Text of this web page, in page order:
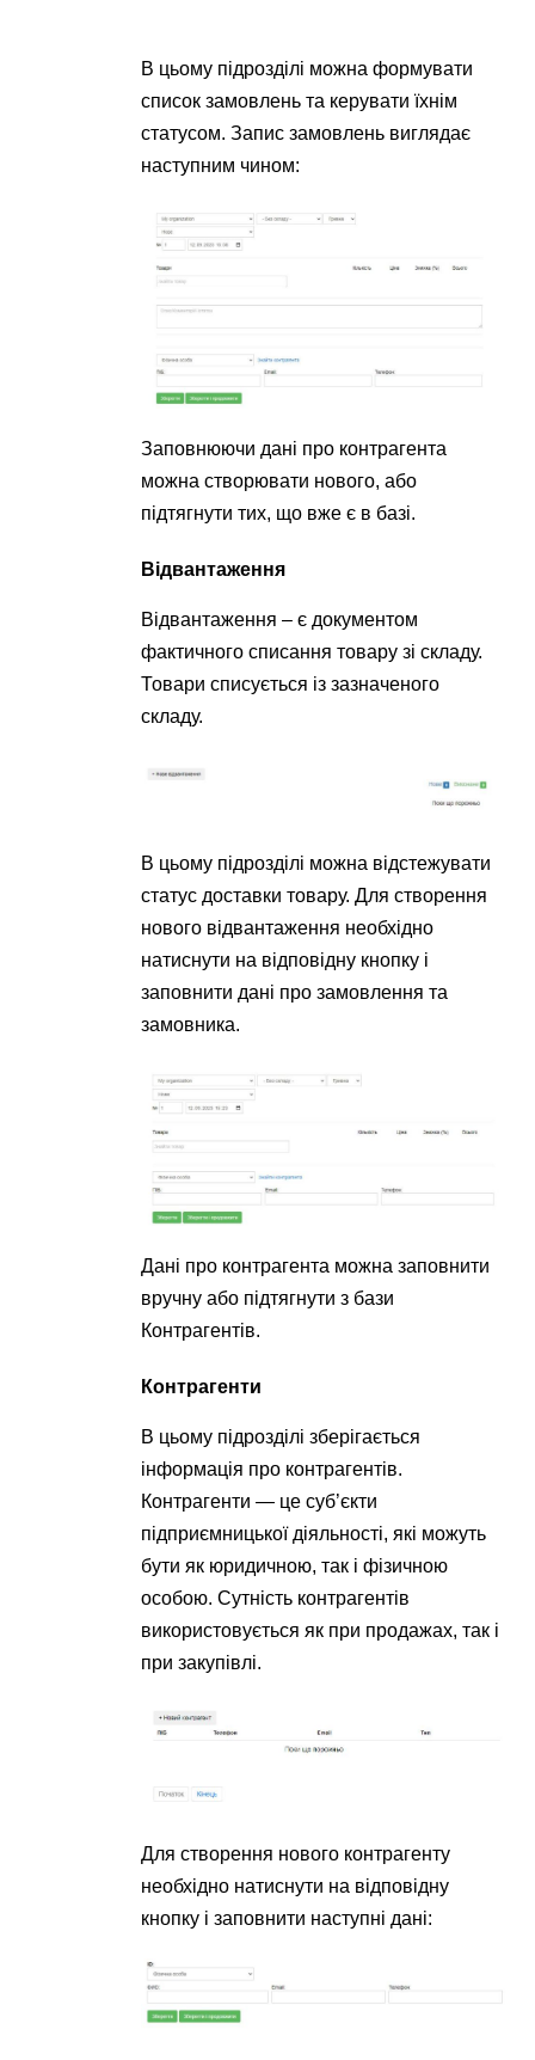
В цьому підрозділі можна формувати
список замовлень та керувати їхнім
статусом. Запис замовлень виглядає
наступним чином:
Заповнюючи дані про контрагента
можна створювати нового, або
підтягнути тих, що вже є в базі.
Відвантаження
Відвантаження – є документом
фактичного списання товару зі складу.
Товари списується із зазначеного
складу.
В цьому підрозділі можна відстежувати
статус доставки товару. Для створення
нового відвантаження необхідно
натиснути на відповідну кнопку і
заповнити дані про замовлення та
замовника.
Дані про контрагента можна заповнити
вручну або підтягнути з бази
Контрагентів.
Контрагенти
В цьому підрозділі зберігається
інформація про контрагентів.
Контрагенти — це суб’єкти
підприємницької діяльності, які можуть
бути як юридичною, так і фізичною
особою. Сутність контрагентів
використовується як при продажах, так і
при закупівлі.
Для створення нового контрагенту
необхідно натиснути на відповідну
кнопку і заповнити наступні дані: